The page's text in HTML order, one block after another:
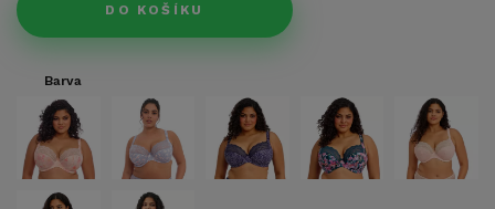
DO KOŠÍKU
Barva